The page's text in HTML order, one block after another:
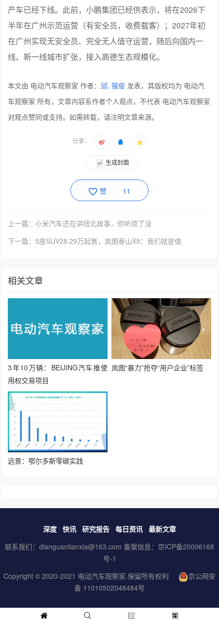
产车已经下线。此前，小鹏集团已经供表示，将在2026下
半年在广州示范运营（有安全员，收费载客）；2027年初
在广州实现无安全员、完全无人值守运营，随后向国内一
线、新一线城市扩张，接入高德生态规模化。
本文由 电动汽车观察家 作者： 邱, 锴俊 发表，其版权均为 电动汽
车观察家 所有，文章内容系作者个人观点，不代表 电动汽车观察家
对观点赞同或支持。如需转载，请注明文章来源。
分享：
生成封面
赞 11
上一篇：小米汽车还在讲纽北故事，你听烦了没
下一篇：5座SUV28.29万起售，岚图泰山X8：我们就是值
相关文章
3年10万辆：BEIJING汽车推使
用权交易项目
岚图“暴力”抢夺“用户企业”标签
远景：鄂尔多斯零碳实践
深度 快讯 研究报告 每日资讯 最新文章
联系我们：dianguantianxia@163.com 备案信息： 京ICP备20006168
号-1
Copyright © 2020-2021 电动汽车观察家.保留所有权利
京公网安
备 11010502048484号